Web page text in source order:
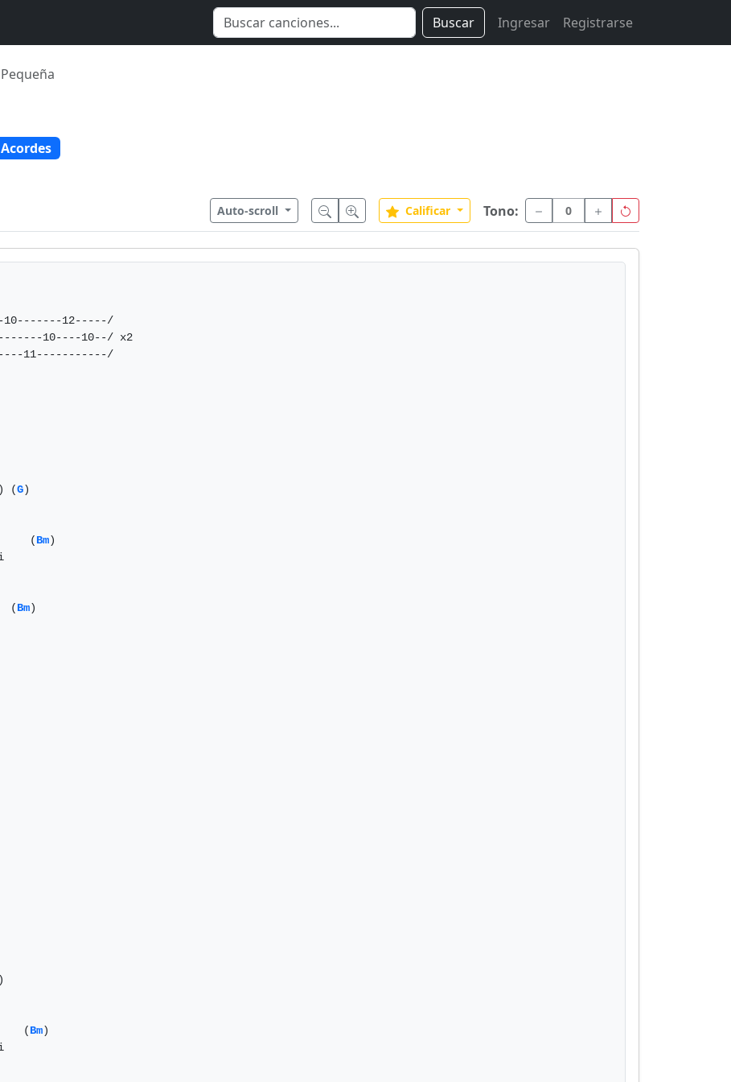
Buscar Ingresar Registrarse
Acordes
Auto-scroll Calificar Tono: 0
12-----/
10----10--/ x2
11-----------/
) (G)
(Bm)
(Bm)
)
(Bm)